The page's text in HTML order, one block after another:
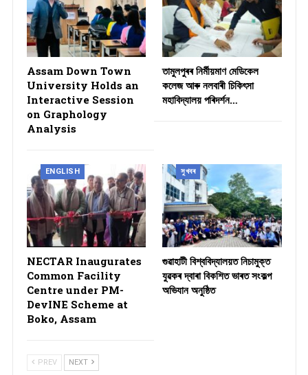
Assam Down Town
University Holds an
Interactive Session
on Graphology
Analysis
তামুলপুৰৰ নিৰ্মীয়মাণ মেডিকেল
কলেজ আৰু নলবাৰী চিকিৎসা
মহাবিদ্যালয় পৰিদৰ্শন…
ENGLISH
NECTAR Inaugurates
Common Facility
Centre under PM-
DevINE Scheme at
Boko, Assam
সুখবৰ
গুৱাহাটী বিশ্ববিদ্যালয়ত নিচামুক্ত
যুৱকৰ দ্বাৰা বিকশিত ভাৰত সংকল্প
অভিযান অনুষ্ঠিত
PREV NEXT